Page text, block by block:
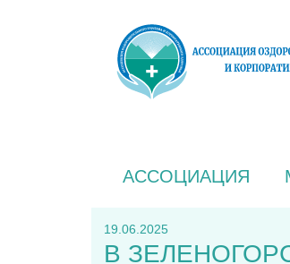
АССОЦИАЦИЯ
19.06.2025
В